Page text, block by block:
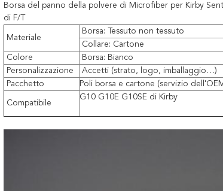
Borsa del panno della polvere di Microfiber per Kirby
di F/T
Materiale
Borsa: Tessuto non tessuto
Collare: Cartone
Colore
Borsa: Bianco
Personalizzazione
Accetti (strato, logo, imballaggio…)
Pacchetto
Poli borsa e cartone (servizio
Compatibile
G10 G10E G10SE di Kirby